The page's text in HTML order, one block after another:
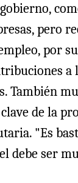
pero
por
a
También
de la
"Es
debe ser